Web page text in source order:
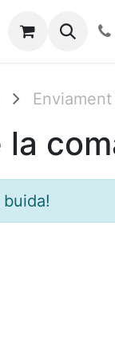
Enviament
la